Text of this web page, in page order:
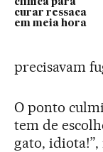
clínica para
curar ressaca
em meia hora
precisavam
O ponto
tem de
gato,